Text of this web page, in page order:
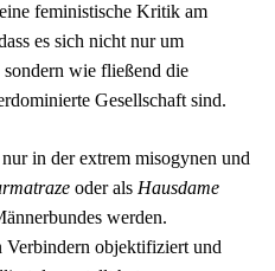
feministische Kritik am
es sich nicht nur um
sondern wie fließend die
Gesellschaft sind.
in der extrem misogynen und
oder als Hausdame
werden.
Verbindern objektifiziert und